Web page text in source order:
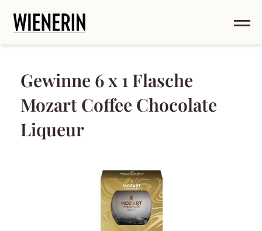
Gewinne 6 x 1 Flasche
Mozart Coffee Chocolate
Liqueur